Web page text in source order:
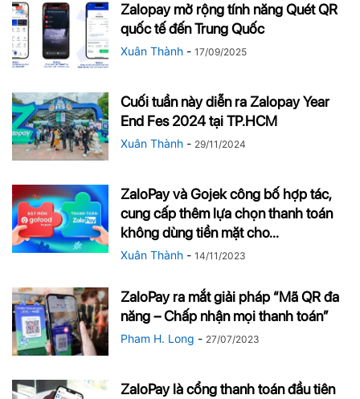
Zalopay mở rộng tính năng Quét QR
quốc tế đến Trung Quốc
Xuân Thành - 17/09/2025
Cuối tuần này diễn ra Zalopay Year
End Fes 2024 tại TP.HCM
Xuân Thành - 29/11/2024
ZaloPay và Gojek công bố hợp tác,
cung cấp thêm lựa chọn thanh toán
không dùng tiền mặt cho...
Xuân Thành - 14/11/2023
ZaloPay ra mắt giải pháp “Mã QR đa
năng – Chấp nhận mọi thanh toán”
Pham H. Long - 27/07/2023
ZaloPay là cổng thanh toán đầu tiên